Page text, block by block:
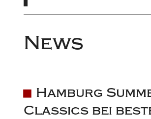
News
Hamburg
Classics bei